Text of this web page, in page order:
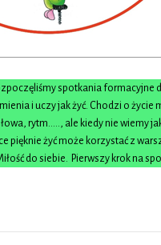
spotkania formacyjne
i uczy jak żyć. Chodzi o życie
rytm….., ale kiedy nie wiemy
pięknie żyć może korzystać z
do siebie. Pierwszy krok na